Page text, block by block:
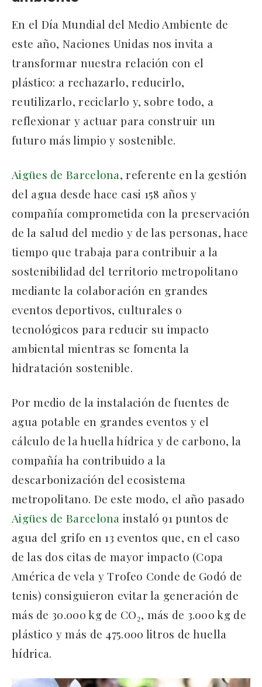
En el Día Mundial del Medio Ambiente de
este año, Naciones Unidas nos invita a
transformar nuestra relación con el
plástico: a rechazarlo, reducirlo,
reutilizarlo, reciclarlo y, sobre todo, a
reflexionar y actuar para construir un
futuro más limpio y sostenible.
Aigües de Barcelona, referente en la gestión
del agua desde hace casi 158 años y
compañía comprometida con la preservación
de la salud del medio y de las personas, hace
tiempo que trabaja para contribuir a la
sostenibilidad del territorio metropolitano
mediante la colaboración en grandes
eventos deportivos, culturales o
tecnológicos para reducir su impacto
ambiental mientras se fomenta la
hidratación sostenible.
Por medio de la instalación de fuentes de
agua potable en grandes eventos y el
cálculo de la huella hídrica y de carbono, la
compañía ha contribuido a la
descarbonización del ecosistema
metropolitano. De este modo, el año pasado
Aigües de Barcelona instaló 91 puntos de
agua del grifo en 13 eventos que, en el caso
de las dos citas de mayor impacto (Copa
América de vela y Trofeo Conde de Godó de
tenis) consiguieron evitar la generación de
más de 30.000 kg de CO₂, más de 3.000 kg de
plástico y más de 475.000 litros de huella
hídrica.